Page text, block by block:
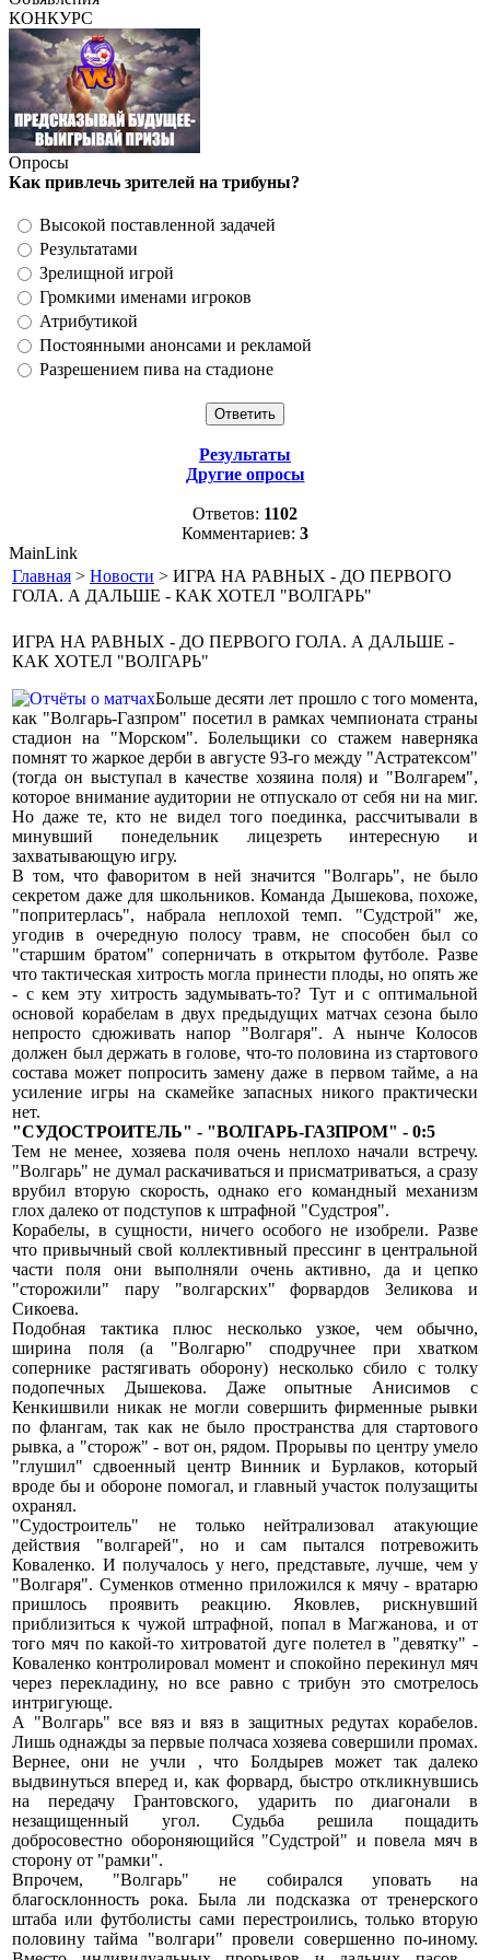
КОНКУРС
Опросы
Как привлечь зрителей на трибуны?
Высокой поставленной задачей
Результатами
Зрелищной игрой
Громкими именами игроков
Атрибутикой
Постоянными анонсами и рекламой
Разрешением пива на стадионе
Результаты
Другие опросы
Ответов: 1102
Комментариев: 3
MainLink
Главная > Новости > ИГРА НА РАВНЫХ - ДО ПЕРВОГО
ГОЛА. А ДАЛЬШЕ - КАК ХОТЕЛ "ВОЛГАРЬ"
ИГРА НА РАВНЫХ - ДО ПЕРВОГО ГОЛА. А ДАЛЬШЕ -
КАК ХОТЕЛ "ВОЛГАРЬ"
Больше десяти лет прошло с того момента,
как "Волгарь-Газпром" посетил в рамках чемпионата страны
стадион на "Морском". Болельщики со стажем наверняка
помнят то жаркое дерби в августе 93-го между "Астратексом"
(тогда он выступал в качестве хозяина поля) и "Волгарем",
которое внимание аудитории не отпускало от себя ни на миг.
Но даже те, кто не видел того поединка, рассчитывали в
минувший понедельник лицезреть интересную и
захватывающую игру.
В том, что фаворитом в ней значится "Волгарь", не было
секретом даже для школьников. Команда Дышекова, похоже,
"попритерлась", набрала неплохой темп. "Судстрой" же,
угодив в очередную полосу травм, не способен был со
"старшим братом" соперничать в открытом футболе. Разве
что тактическая хитрость могла принести плоды, но опять же
- с кем эту хитрость задумывать-то? Тут и с оптимальной
основой корабелам в двух предыдущих матчах сезона было
непросто сдюживать напор "Волгаря". А нынче Колосов
должен был держать в голове, что-то половина из стартового
состава может попросить замену даже в первом тайме, а на
усиление игры на скамейке запасных никого практически
нет.
"СУДОСТРОИТЕЛЬ" - "ВОЛГАРЬ-ГАЗПРОМ" - 0:5
Тем не менее, хозяева поля очень неплохо начали встречу.
"Волгарь" не думал раскачиваться и присматриваться, а сразу
врубил вторую скорость, однако его командный механизм
глох далеко от подступов к штрафной "Судстроя".
Корабелы, в сущности, ничего особого не изобрели. Разве
что привычный свой коллективный прессинг в центральной
части поля они выполняли очень активно, да и цепко
"сторожили" пару "волгарских" форвардов Зеликова и
Сикоева.
Подобная тактика плюс несколько узкое, чем обычно,
ширина поля (а "Волгарю" сподручнее при хватком
сопернике растягивать оборону) несколько сбило с толку
подопечных Дышекова. Даже опытные Анисимов с
Кенкишвили никак не могли совершить фирменные рывки
по флангам, так как не было пространства для стартового
рывка, а "сторож" - вот он, рядом. Прорывы по центру умело
"глушил" сдвоенный центр Винник и Бурлаков, который
вроде бы и обороне помогал, и главный участок полузащиты
охранял.
"Судостроитель" не только нейтрализовал атакующие
действия "волгарей", но и сам пытался потревожить
Коваленко. И получалось у него, представьте, лучше, чем у
"Волгаря". Суменков отменно приложился к мячу - вратарю
пришлось проявить реакцию. Яковлев, рискнувший
приблизиться к чужой штрафной, попал в Магжанова, и от
того мяч по какой-то хитроватой дуге полетел в "девятку" -
Коваленко контролировал момент и спокойно перекинул мяч
через перекладину, но все равно с трибун это смотрелось
интригующе.
А "Волгарь" все вяз и вяз в защитных редутах корабелов.
Лишь однажды за первые полчаса хозяева совершили промах.
Вернее, они не учли , что Болдырев может так далеко
выдвинуться вперед и, как форвард, быстро откликнувшись
на передачу Грантовского, ударить по диагонали в
незащищенный угол. Судьба решила пощадить
добросовестно обороняющийся "Судстрой" и повела мяч в
сторону от "рамки".
Впрочем, "Волгарь" не собирался уповать на
благосклонность рока. Была ли подсказка от тренерского
штаба или футболисты сами перестроились, только вторую
половину тайма "волгари" провели совершенно по-иному.